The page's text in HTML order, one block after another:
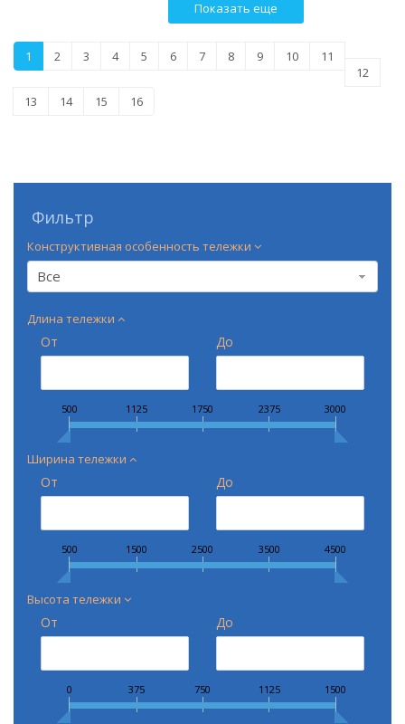
Показать еще
1 2 3 4 5 6 7 8 9 10
11
12
13
14 15 16
Фильтр
Конструктивная особенность тележки
Все
Длина тележки
От До
500 1125 1750 2375 3000
Ширина тележки
От До
500 1500 2500 3500 4500
Высота тележки
От До
0 375 750 1125 1500